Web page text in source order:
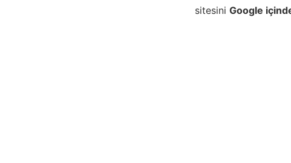
sitesini Google